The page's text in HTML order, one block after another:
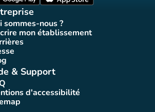
sommes-nous ?
(nouvel onglet)
mon établissement
(nouvel onglet)
(nouvel onglet)
(nouvel onglet)
onglet)
& Support
onglet)
d'accessibilité
(nouvel onglet)
(nouvel onglet)